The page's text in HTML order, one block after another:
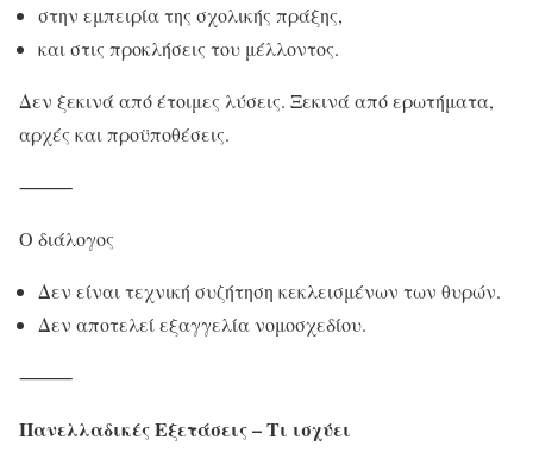
στην εμπειρία της σχολικής πράξης,
και στις προκλήσεις του μέλλοντος.
Δεν ξεκινά από έτοιμες λύσεις. Ξεκινά από ερωτήματα,
αρχές και προϋποθέσεις.
⸻
Ο διάλογος
Δεν είναι τεχνική συζήτηση κεκλεισμένων των θυρών.
Δεν αποτελεί εξαγγελία νομοσχεδίου.
⸻
Πανελλαδικές Εξετάσεις – Τι ισχύει